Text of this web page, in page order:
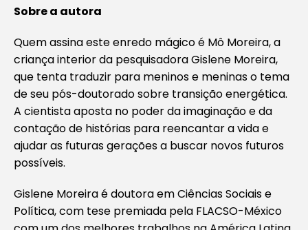
Sobre a autora
Quem assina este enredo mágico é Mô Moreira, a
criança interior da pesquisadora Gislene Moreira,
que tenta traduzir para meninos e meninas o tema
de seu pós-doutorado sobre transição energética.
A cientista aposta no poder da imaginação e da
contação de histórias para reencantar a vida e
ajudar as futuras gerações a buscar novos futuros
possíveis.
Gislene Moreira é doutora em Ciências Sociais e
Política, com tese premiada pela FLACSO-México